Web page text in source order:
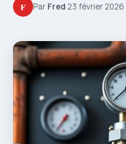
F Par Fred·23 février 2026·